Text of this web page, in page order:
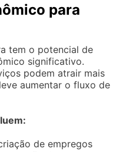
para
tem o potencial de
significativo.
podem atrair mais
aumentar o fluxo de
de empregos